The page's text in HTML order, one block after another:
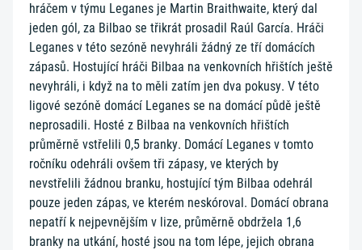
hráčem v týmu Leganes je Martin Braithwaite, který dal
jeden gól, za Bilbao se třikrát prosadil Raúl García. Hráči
Leganes v této sezóně nevyhráli žádný ze tří domácích
zápasů. Hostující hráči Bilbaa na venkovních hřištích ještě
nevyhráli, i když na to měli zatím jen dva pokusy. V této
ligové sezóně domácí Leganes se na domácí půdě ještě
neprosadili. Hosté z Bilbaa na venkovních hřištích
průměrně vstřelili 0,5 branky. Domácí Leganes v tomto
ročníku odehráli ovšem tři zápasy, ve kterých by
nevstřelili žádnou branku, hostující tým Bilbaa odehrál
pouze jeden zápas, ve kterém neskóroval. Domácí obrana
nepatří k nejpevnějším v lize, průměrně obdržela 1,6
branky na utkání, hosté jsou na tom lépe, jejich obrana